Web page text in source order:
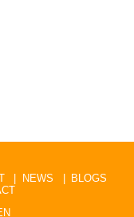
NEWS
BLOGS